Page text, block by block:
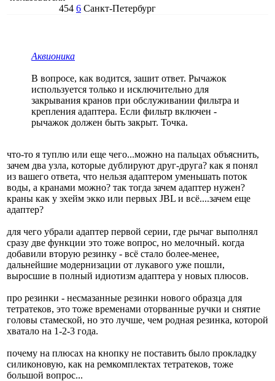
454 6 Санкт-Петербург
Аквионика
В вопросе, как водится, зашит ответ. Рычажок
используется только и исключительно для
закрывания кранов при обслуживании фильтра и
крепления адаптера. Если фильтр включен -
рычажок должен быть закрыт. Точка.
что-то я туплю или еще чего...можно на пальцах объяснить,
зачем два узла, которые дублируют друг-друга? как я понял
из вашего ответа, что нельзя адаптером уменьшать поток
воды, а кранами можно? так тогда зачем адаптер нужен?
краны как у эхейм экко или первых JBL и всё....зачем еще
адаптер?
для чего убрали адаптер первой серии, где рычаг выполнял
сразу две функции это тоже вопрос, но мелочный. когда
добавили вторую резинку - всё стало более-менее,
дальнейшие модернизации от лукавого уже пошли,
выросшие в полный идиотизм адаптера у новых плюсов.
про резинки - несмазанные резинки нового образца для
тетратеков, это тоже временами оторванные ручки и снятие
головы стамеской, но это лучше, чем родная резинка, которой
хватало на 1-2-3 года.
почему на плюсах на кнопку не поставить было прокладку
силиконовую, как на ремкомплектах тетратеков, тоже
большой вопрос...